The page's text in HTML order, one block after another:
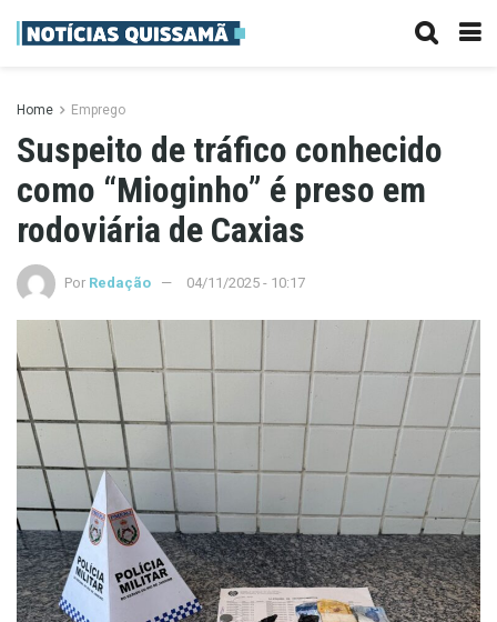
Home Emprego
Suspeito de tráfico conhecido
como “Mioginho” é preso em
rodoviária de Caxias
Por Redação 04/11/2025 - 10:17